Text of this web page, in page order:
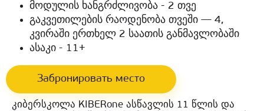
მოდულის ხანგრძლივობა - 2 თვე
გაკვეთილების რაოდენობა თვეში — 4,
კვირაში ერთხელ 2 საათის განმავლობაში
ასაკი - 11+
Забронировать место
კიბერსკოლა KIBERone ასწავლის 11 წლის და